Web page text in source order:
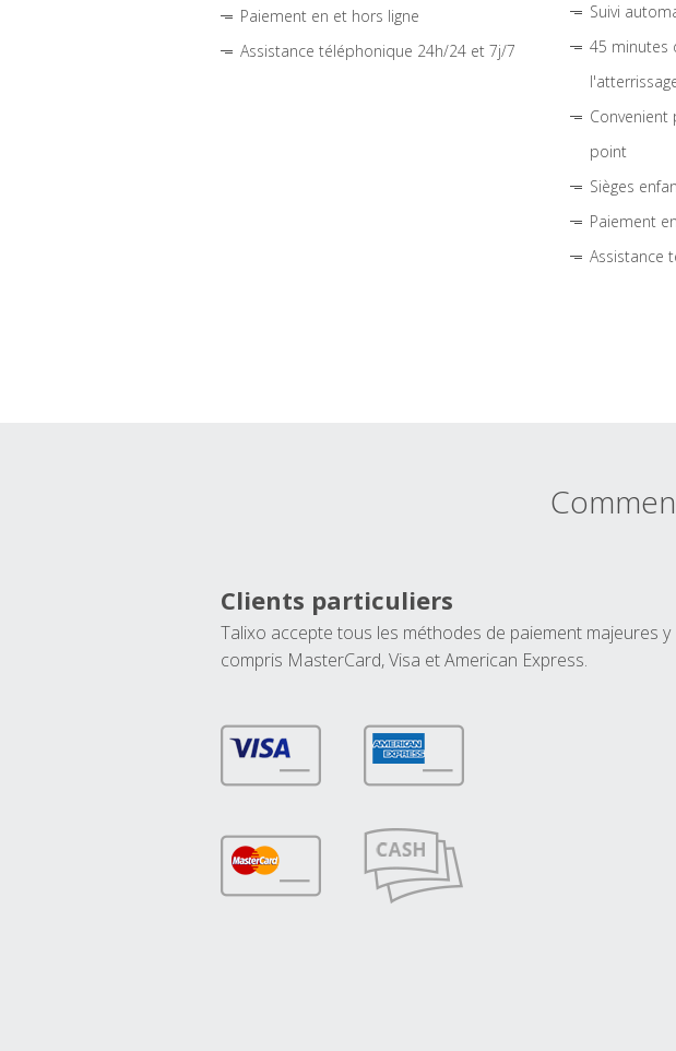
Paiement en et hors ligne
Assistance téléphonique 24h/24 et 7j/7
Suivi
45 minutes
point
Sièges
Paiement
Assistance
Clients particuliers
Talixo accepte tous les méthodes de paiement majeures y
compris MasterCard, Visa et American Express.